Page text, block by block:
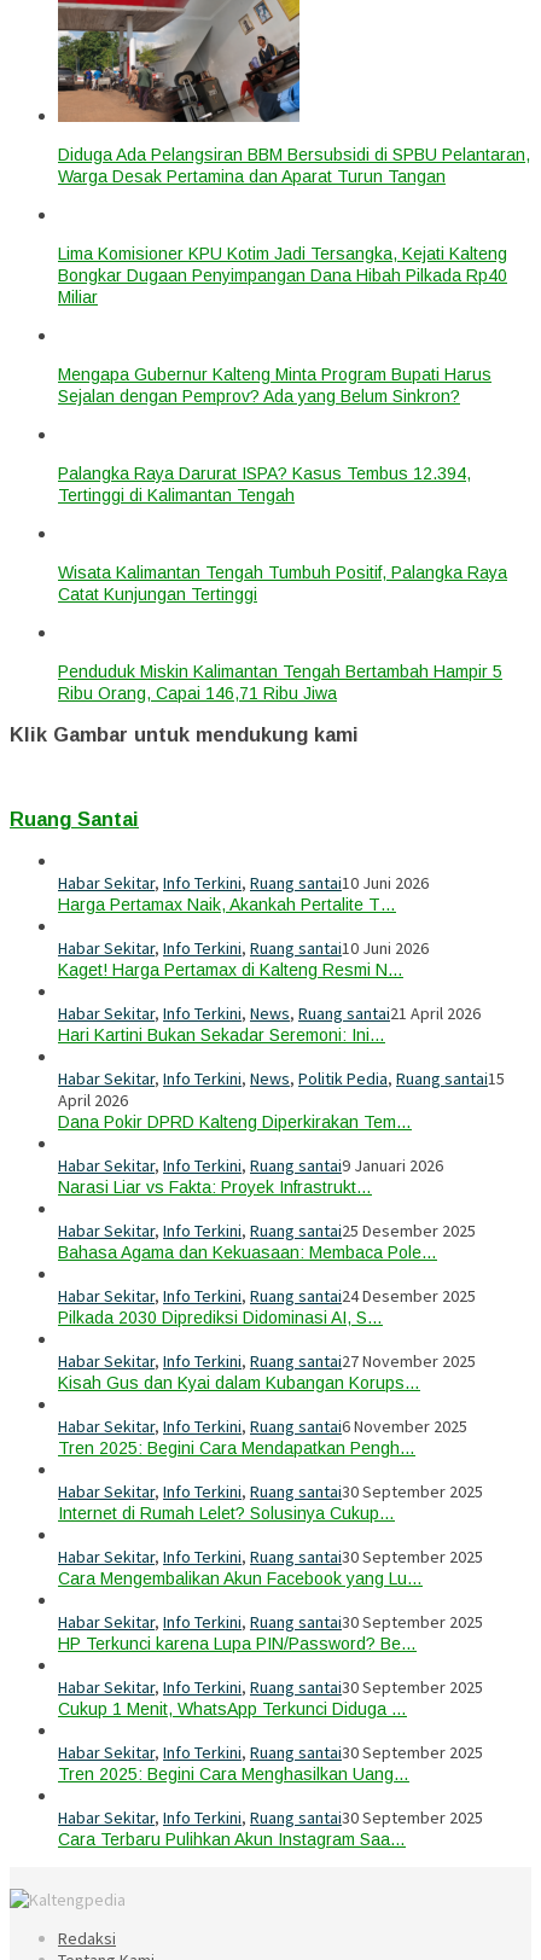
Diduga Ada Pelangsiran BBM Bersubsidi di SPBU Pelantaran,
Warga Desak Pertamina dan Aparat Turun Tangan
Lima Komisioner KPU Kotim Jadi Tersangka, Kejati Kalteng
Bongkar Dugaan Penyimpangan Dana Hibah Pilkada Rp40
Miliar
Mengapa Gubernur Kalteng Minta Program Bupati Harus
Sejalan dengan Pemprov? Ada yang Belum Sinkron?
Palangka Raya Darurat ISPA? Kasus Tembus 12.394,
Tertinggi di Kalimantan Tengah
Wisata Kalimantan Tengah Tumbuh Positif, Palangka Raya
Catat Kunjungan Tertinggi
Penduduk Miskin Kalimantan Tengah Bertambah Hampir 5
Ribu Orang, Capai 146,71 Ribu Jiwa
Klik Gambar untuk mendukung kami
Ruang Santai
Habar Sekitar, Info Terkini, Ruang santai10 Juni 2026
Harga Pertamax Naik, Akankah Pertalite T…
Habar Sekitar, Info Terkini, Ruang santai10 Juni 2026
Kaget! Harga Pertamax di Kalteng Resmi N…
Habar Sekitar, Info Terkini, News, Ruang santai21 April 2026
Hari Kartini Bukan Sekadar Seremoni: Ini…
Habar Sekitar, Info Terkini, News, Politik Pedia, Ruang santai15
April 2026
Dana Pokir DPRD Kalteng Diperkirakan Tem…
Habar Sekitar, Info Terkini, Ruang santai9 Januari 2026
Narasi Liar vs Fakta: Proyek Infrastrukt…
Habar Sekitar, Info Terkini, Ruang santai25 Desember 2025
Bahasa Agama dan Kekuasaan: Membaca Pole…
Habar Sekitar, Info Terkini, Ruang santai24 Desember 2025
Pilkada 2030 Diprediksi Didominasi AI, S…
Habar Sekitar, Info Terkini, Ruang santai27 November 2025
Kisah Gus dan Kyai dalam Kubangan Korups…
Habar Sekitar, Info Terkini, Ruang santai6 November 2025
Tren 2025: Begini Cara Mendapatkan Pengh…
Habar Sekitar, Info Terkini, Ruang santai30 September 2025
Internet di Rumah Lelet? Solusinya Cukup…
Habar Sekitar, Info Terkini, Ruang santai30 September 2025
Cara Mengembalikan Akun Facebook yang Lu…
Habar Sekitar, Info Terkini, Ruang santai30 September 2025
HP Terkunci karena Lupa PIN/Password? Be…
Habar Sekitar, Info Terkini, Ruang santai30 September 2025
Cukup 1 Menit, WhatsApp Terkunci Diduga …
Habar Sekitar, Info Terkini, Ruang santai30 September 2025
Tren 2025: Begini Cara Menghasilkan Uang…
Habar Sekitar, Info Terkini, Ruang santai30 September 2025
Cara Terbaru Pulihkan Akun Instagram Saa…
Redaksi